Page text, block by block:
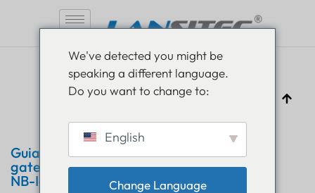
Guia definitivo de conectividade de
gateway Bluetooth Macro: LoRaWAN,
NB-IoT/LTE-M, Cat-1
We've detected you might be
speaking a different language.
Do you want to change to:
English
Change Language